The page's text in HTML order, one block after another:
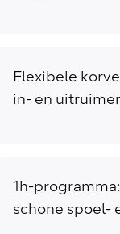
Flexibele
in- en
1h-
schone spoel-